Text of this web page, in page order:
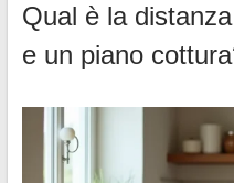
Qual è la
e un piano